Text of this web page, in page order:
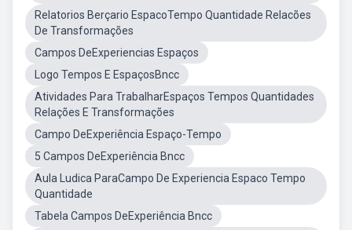
Relatorios Berçario EspacoTempo Quantidade Relacões
De Transformações
Campos DeExperiencias Espaços
Logo Tempos E EspaçosBncc
Atividades Para TrabalharEspaços Tempos Quantidades
Relações E Transformações
Campo DeExperiência Espaço-Tempo
5 Campos DeExperiência Bncc
Aula Ludica ParaCampo De Experiencia Espaco Tempo
Quantidade
Tabela Campos DeExperiência Bncc